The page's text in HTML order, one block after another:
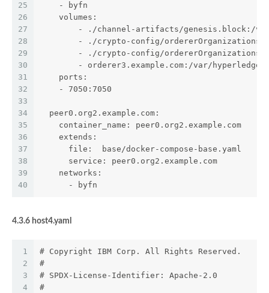
25
26
27
28
29
30
31
32
33
34
35
36
37
38
39
40
    - byfn
    volumes:
- ./channel-artifacts/genesis.block:/
- ./crypto-config/
- ./crypto-config/
- orderer3.example.com:/var/
    ports:
    - 7050:7050
  peer0.org2.example.com:
    container_name: peer0.org2.example.com
    extends:
      file:  base/docker-compose-base.yaml
      service: peer0.org2.example.com
    networks:
      - byfn
4.3.6 host4.yaml
1
2
3
4
# Copyright IBM Corp. All Rights Reserved.
#
# SPDX-License-Identifier: Apache-2.0
#